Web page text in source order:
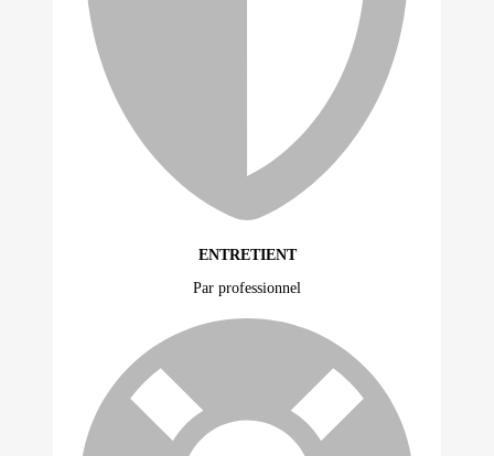
ENTRETIENT
Par professionnel